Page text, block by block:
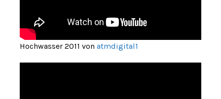
Hochwasser 2011 von atmdigital1